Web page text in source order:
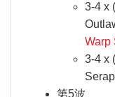
3-4 x
Warp
3-4 x
第5波